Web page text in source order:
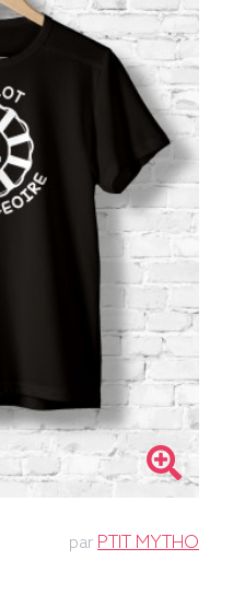
par PTIT MYTHO